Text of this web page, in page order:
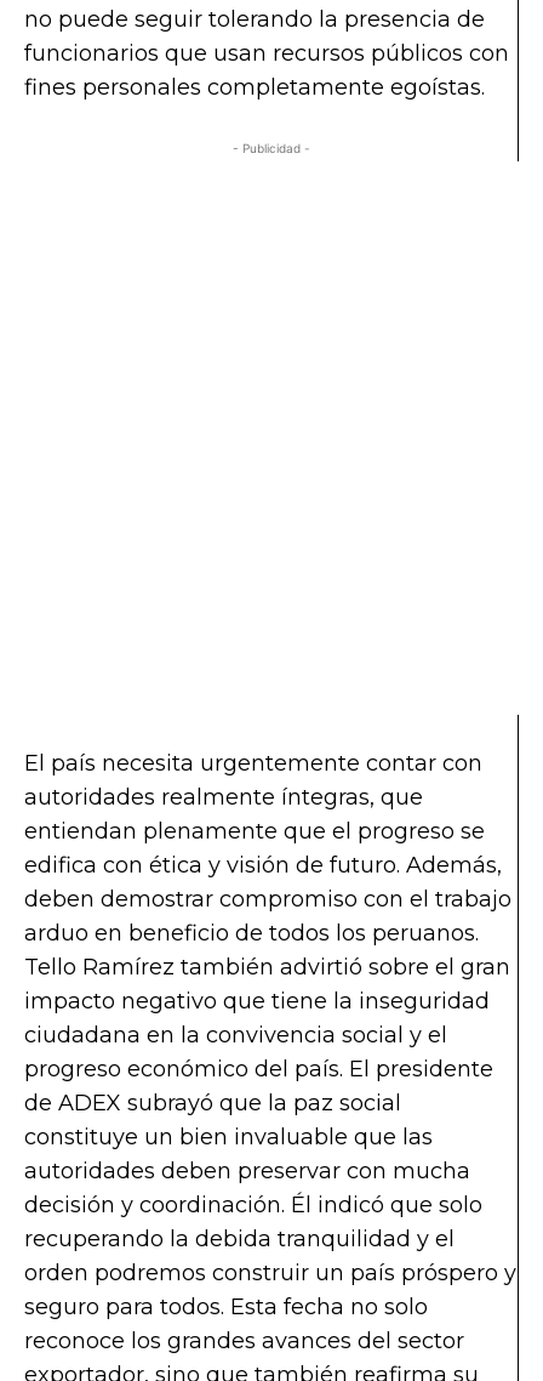
no puede seguir tolerando la presencia de
funcionarios que usan recursos públicos con
fines personales completamente egoístas.
- Publicidad -
El país necesita urgentemente contar con
autoridades realmente íntegras, que
entiendan plenamente que el progreso se
edifica con ética y visión de futuro. Además,
deben demostrar compromiso con el trabajo
arduo en beneficio de todos los peruanos.
Tello Ramírez también advirtió sobre el gran
impacto negativo que tiene la inseguridad
ciudadana en la convivencia social y el
progreso económico del país. El presidente
de ADEX subrayó que la paz social
constituye un bien invaluable que las
autoridades deben preservar con mucha
decisión y coordinación. Él indicó que solo
recuperando la debida tranquilidad y el
orden podremos construir un país próspero y
seguro para todos. Esta fecha no solo
reconoce los grandes avances del sector
exportador, sino que también reafirma su